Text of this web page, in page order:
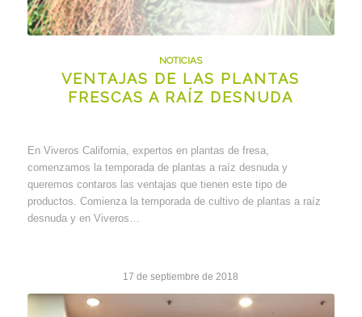
NOTICIAS
VENTAJAS DE LAS PLANTAS
FRESCAS A RAÍZ DESNUDA
En Viveros California, expertos en plantas de fresa,
comenzamos la temporada de plantas a raíz desnuda y
queremos contaros las ventajas que tienen este tipo de
productos. Comienza la temporada de cultivo de plantas a raíz
desnuda y en Viveros…
17 de septiembre de 2018